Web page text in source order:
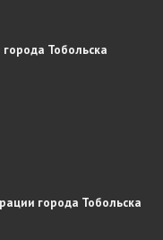
Тобольска
города Тобольска